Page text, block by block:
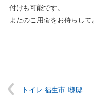
付けも可能です。
またのご用命をお待ちして
トイレ 福生市 I様邸